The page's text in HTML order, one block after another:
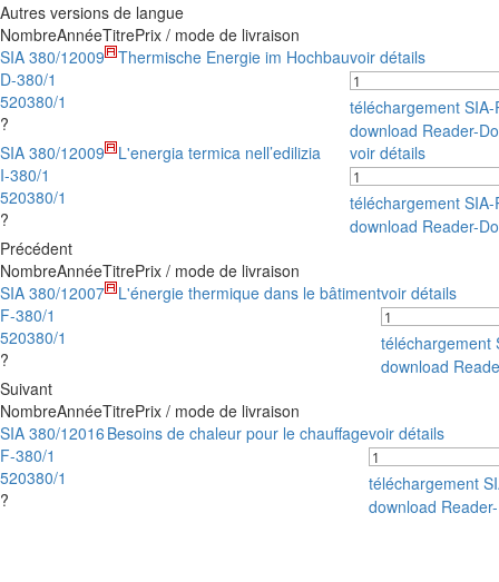
Autres versions de langue
NombreAnnéeTitrePrix / mode de livraison
SIA 380/1
D-380/1
520380/1
?
2009 Thermische Energie im Hochbauvoir détails
téléchargement
download Reader-
SIA 380/1
I-380/1
520380/1
?
2009 L'energia termica nell’edilizia voir détails
téléchargement
download Reader-
Précédent
NombreAnnéeTitrePrix / mode de livraison
SIA 380/1
F-380/1
520380/1
?
2007 L'énergie thermique dans le bâtimentvoir détails
téléchargement
download
Suivant
NombreAnnéeTitrePrix / mode de livraison
SIA 380/1
F-380/1
520380/1
?
2016 Besoins de chaleur pour le chauffagevoir détails
téléchargement
download